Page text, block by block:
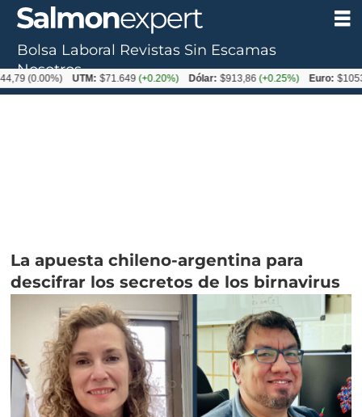
La apuesta chileno-argentina para
descifrar los secretos de los birnavirus
Bolsa Laboral Revistas Sin Escamas
Nosotros
(0.00%) UTM: $71.649(+0.20%) Dólar: $913,86(+0.25%) Euro: $1053,08